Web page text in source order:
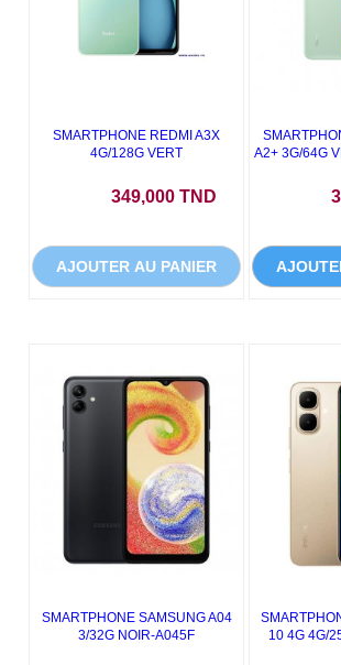
SMARTPHONE REDMI A3X
4G/128G VERT
349,000 TND
AJOUTER AU PANIER
A2+ 3G/64G
SMARTPHONE SAMSUNG A04
3/32G NOIR-A045F
10 4G 4G/